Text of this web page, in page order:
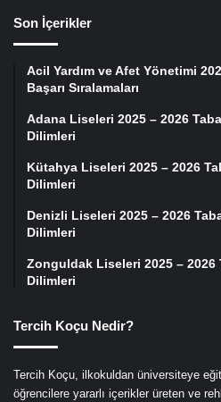
Son İçerikler
Acil Yardım ve Afet Yönetimi
Başarı Sıralamaları
Adana Liseleri 2025 – 2026
Dilimleri
Kütahya Liseleri 2025 – 2026
Dilimleri
Denizli Liseleri 2025 – 2026
Dilimleri
Zonguldak Liseleri 2025 – 2026
Dilimleri
Tercih Koçu Nedir?
Tercih Koçu, ilkokuldan üniversiteye
öğrencilere yararlı içerikler üreten ve